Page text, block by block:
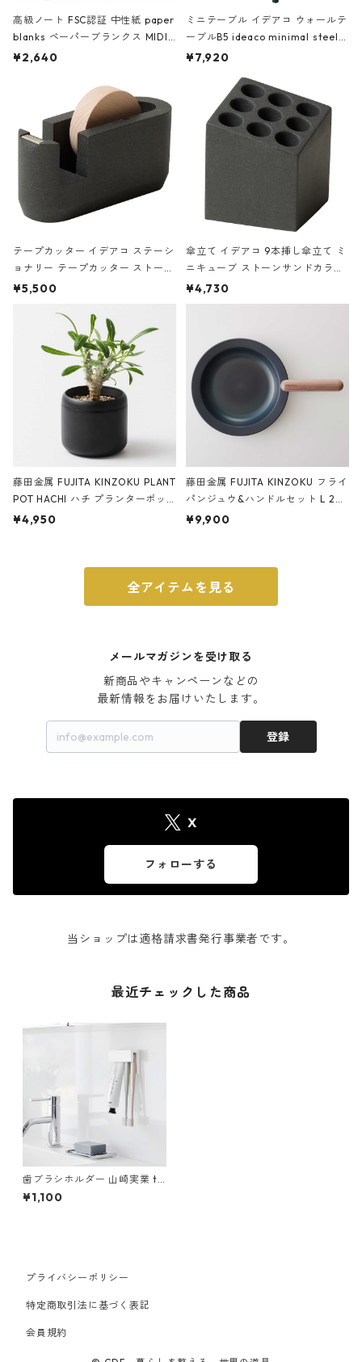
高級ノート FSC認証 中性紙 paper
blanks ペーパーブランクス MIDI
ハードカバー 罫線 ヴァン・ゴッホ
¥2,640
ミニテーブル イデアコ ウォールテ
ーブルB5 ideaco minimal steel f
urniture WALL Table B5 ネイビー
¥7,920
テープカッター イデアコ ステーシ
ョナリー テープカッター ストーン
サンドカラー 石調 ideaco Station
¥5,500
傘立て イデアコ 9本挿し傘立て ミ
ニキューブ ストーンサンドカラー
石調 ideaco Umbrella Stand CUB
E ストーンサンドブラック
¥4,730
藤田金属 FUJITA KINZOKU PLANT
POT HACHI ハチ プランターポッ
ト 3号 ブラック
¥4,950
藤田金属 FUJITA KINZOKU フライ
パンジュウ&ハンドルセット L 24c
m ガス火・IH対応 鉄フライパン
¥9,900
全アイテムを見る
メールマガジンを受け取る
新商品やキャンペーンなどの
最新情報をお届けいたします。
登録
X
フォローする
当ショップは適格請求書発行事業者です。
最近チェックした商品
歯ブラシホルダー 山崎実業 to
wer タワー フィルムフック差
し込み式歯ブラシ＆チューブ
¥1,100
プライバシーポリシー
特定商取引法に基づく表記
会員規約